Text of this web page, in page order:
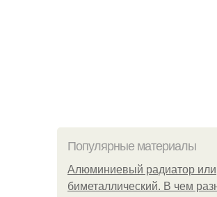
Популярные материалы
Алюминиевый радиатор или
биметаллический. В чем